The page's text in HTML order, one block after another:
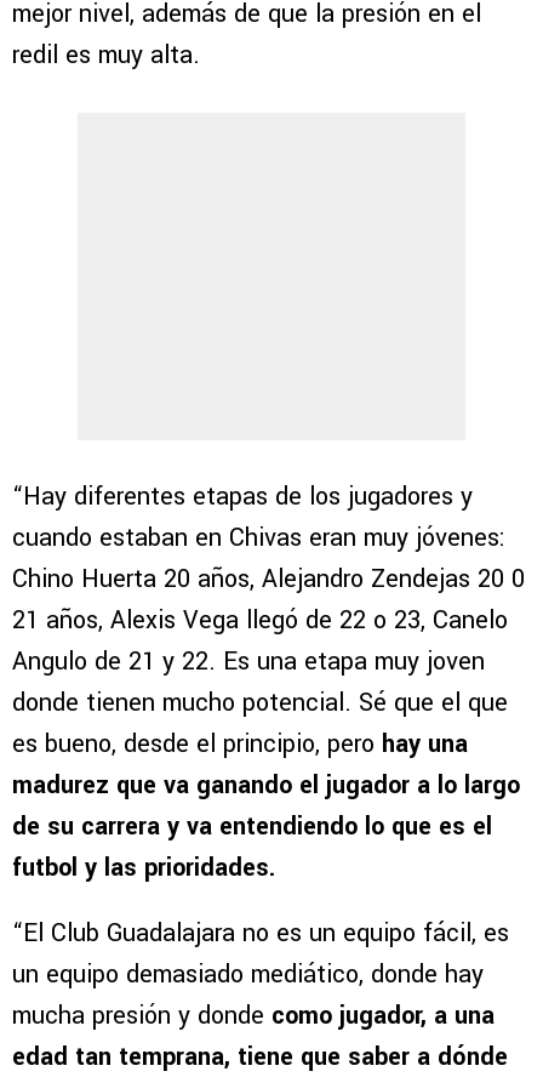
mejor nivel, además de que la presión en el
redil es muy alta.
“Hay diferentes etapas de los jugadores y
cuando estaban en Chivas eran muy jóvenes:
Chino Huerta 20 años, Alejandro Zendejas 20 0
21 años, Alexis Vega llegó de 22 o 23, Canelo
Angulo de 21 y 22. Es una etapa muy joven
donde tienen mucho potencial. Sé que el que
es bueno, desde el principio, pero hay una
madurez que va ganando el jugador a lo largo
de su carrera y va entendiendo lo que es el
futbol y las prioridades.
“El Club Guadalajara no es un equipo fácil, es
un equipo demasiado mediático, donde hay
mucha presión y donde como jugador, a una
edad tan temprana, tiene que saber a dónde